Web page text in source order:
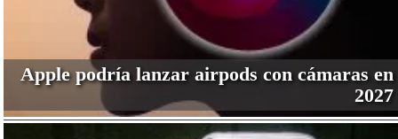
Apple podría lanzar airpods con cámaras en
2027